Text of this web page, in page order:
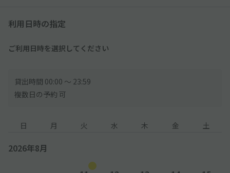
利用日時の指定
ご利用日時を選択してください
貸出時間 00:00 〜 23:59
複数日の予約 可
日 月 火 水 木 金 土
2026年8月